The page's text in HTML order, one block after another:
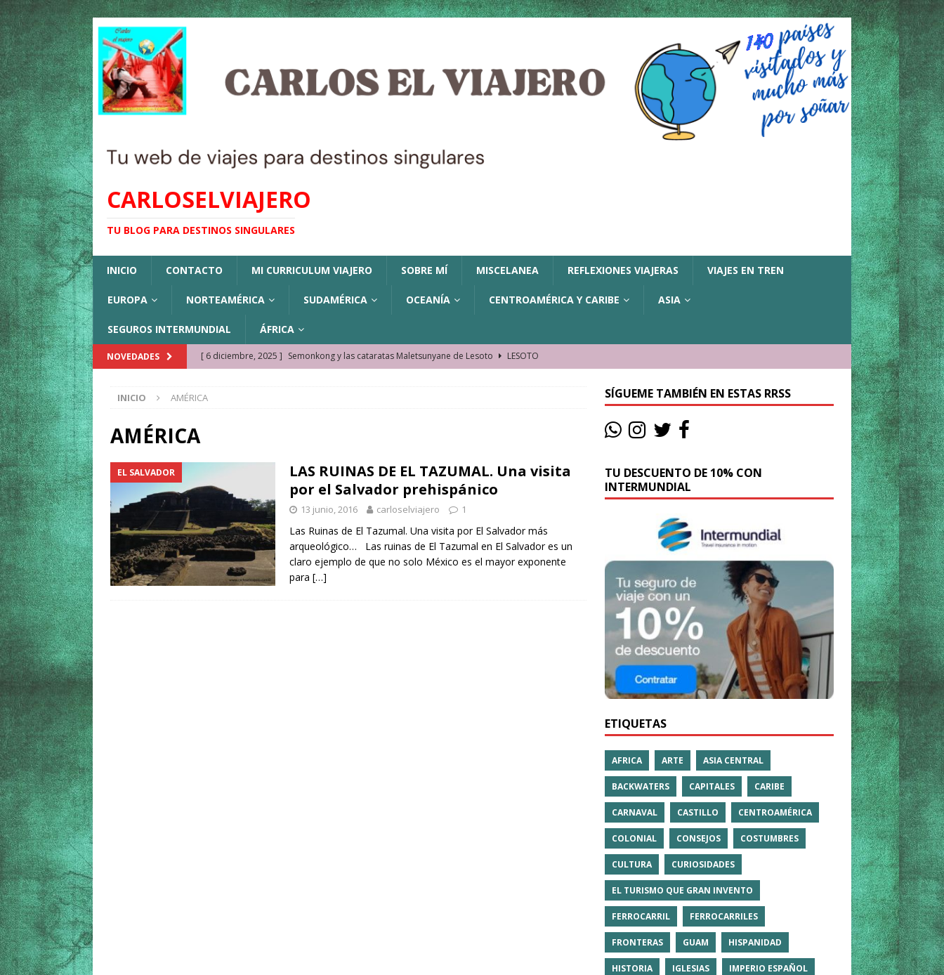
CARLOSELVIAJERO
TU BLOG PARA DESTINOS SINGULARES
INICIO CONTACTO MI CURRICULUM VIAJERO SOBRE MÍ MISCELANEA REFLEXIONES VIAJERAS VIAJES EN TREN
EUROPA NORTEAMÉRICA SUDAMÉRICA OCEANÍA CENTROAMÉRICA Y CARIBE ASIA
SEGUROS INTERMUNDIAL ÁFRICA
NOVEDADES [ 6 diciembre, 2025 ] Semonkong y las cataratas Maletsunyane de Lesoto
LESOTO
JAMAICA. La historia de la misteriosa avioneta de la playa
JAMAICA
[ 27 septiembre, 2025 ]
Cómo moverse en Seychelles de manera sostenible
[ 3 agosto, 2025 ]
[ 15 marzo, 2026 ]
Ela Nguema. El barrio más castizo de Malabo GUINEA ECUATORIAL
INICIO AMÉRICA
AMÉRICA
EL SALVADOR
LAS RUINAS DE EL TAZUMAL. Una visita
por el Salvador prehispánico
13 junio, 2016 carloselviajero 1
Las Ruinas de El Tazumal. Una visita por El Salvador más
arqueológico… Las ruinas de El Tazumal en El Salvador es un
claro ejemplo de que no solo México es el mayor exponente
para […]
SÍGUEME TAMBIÉN EN ESTAS RRSS
TU DESCUENTO DE 10% CON
INTERMUNDIAL
ETIQUETAS
AFRICA ARTE ASIA CENTRAL
BACKWATERS CAPITALES CARIBE
CARNAVAL CASTILLO CENTROAMÉRICA
COLONIAL CONSEJOS COSTUMBRES
CULTURA CURIOSIDADES
EL TURISMO QUE GRAN INVENTO
FERROCARRIL FERROCARRILES
FRONTERAS GUAM HISPANIDAD
HISTORIA IGLESIAS IMPERIO ESPAÑOL